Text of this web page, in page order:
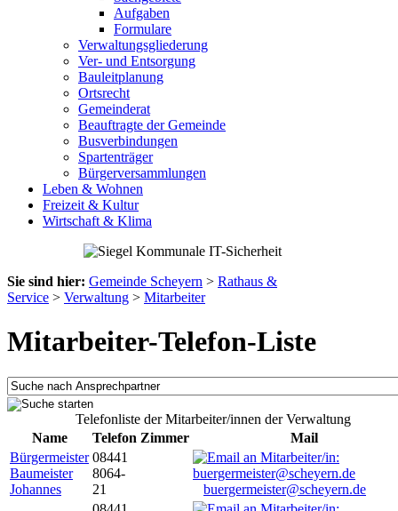
Aufgaben
Formulare
Verwaltungsgliederung
Ver- und Entsorgung
Bauleitplanung
Ortsrecht
Gemeinderat
Beauftragte der Gemeinde
Busverbindungen
Spartenträger
Bürgerversammlungen
Leben & Wohnen
Freizeit & Kultur
Wirtschaft & Klima
Sie sind hier: Gemeinde Scheyern > Rathaus &
Service > Verwaltung > Mitarbeiter
Mitarbeiter-Telefon-Liste
Telefonliste der Mitarbeiter/innen der Verwaltung
Name
Telefon Zimmer
Mail
Bürgermeister
Baumeister
Johannes
08441
8064-
21
buergermeister@scheyern.de